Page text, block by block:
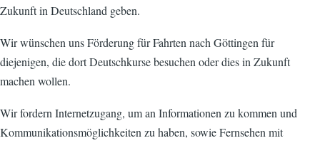
Zukunft in Deutschland geben.
Wir wünschen uns Förderung für Fahrten nach Göttingen für
diejenigen, die dort Deutschkurse besuchen oder dies in Zukunft
machen wollen.
Wir fordern Internetzugang, um an Informationen zu kommen und
Kommunikationsmöglichkeiten zu haben, sowie Fernsehen mit